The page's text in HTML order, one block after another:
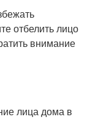
отбелить лицо
внимание
лица дома в